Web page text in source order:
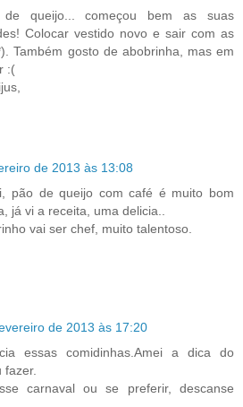
de queijo... começou bem as suas
Colocar vestido novo e sair com as
Também gosto de abobrinha, mas em
:(
de 2013 às 13:08
pão de queijo com café é muito bom
já vi a receita, uma delicia..
vai ser chef, muito talentoso.
de 2013 às 17:20
essas comidinhas.Amei a dica do
fazer.
carnaval ou se preferir, descanse